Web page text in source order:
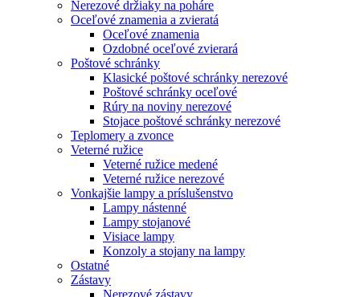
Nerezové držiaky na poháre
Oceľové znamenia a zvieratá
Oceľové znamenia
Ozdobné oceľové zvierará
Poštové schránky
Klasické poštové schránky nerezové
Poštové schránky oceľové
Rúry na noviny nerezové
Stojace poštové schránky nerezové
Teplomery a zvonce
Veterné ružice
Veterné ružice medené
Veterné ružice nerezové
Vonkajšie lampy a príslušenstvo
Lampy nástenné
Lampy stojanové
Visiace lampy
Konzoly a stojany na lampy
Ostatné
Zástavy
Nerezové zástavy